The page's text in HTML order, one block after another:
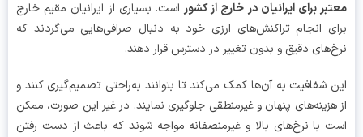
برای ایرانیان در خارج از کشوراست. بسیاری از ایرانیان مقیم خارج
انجام تراکنش‌های ارزی خود به دنبال صرافی‌هایی می‌گردند که
دقیق و بدون تغییر در دسترس قرار دهند.
شفافیت به آن‌ها کمک می‌کند تا بتوانند به‌راحتی تصمیم‌گیری کنند و
پنهان و غیرمنطقی جلوگیری نمایند. در غیر این صورت، ممکن
با نرخ‌های بالا و غیرمنصفانه مواجه شوند که باعث از دست رفتن